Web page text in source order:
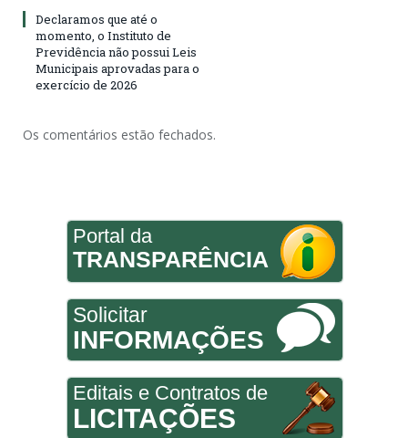
Declaramos que até o
momento, o Instituto de
Previdência não possui Leis
Municipais aprovadas para o
exercício de 2026
Os comentários estão fechados.
Portal da
TRANSPARÊNCIA
Solicitar
INFORMAÇÕES
Editais e Contratos de
LICITAÇÕES